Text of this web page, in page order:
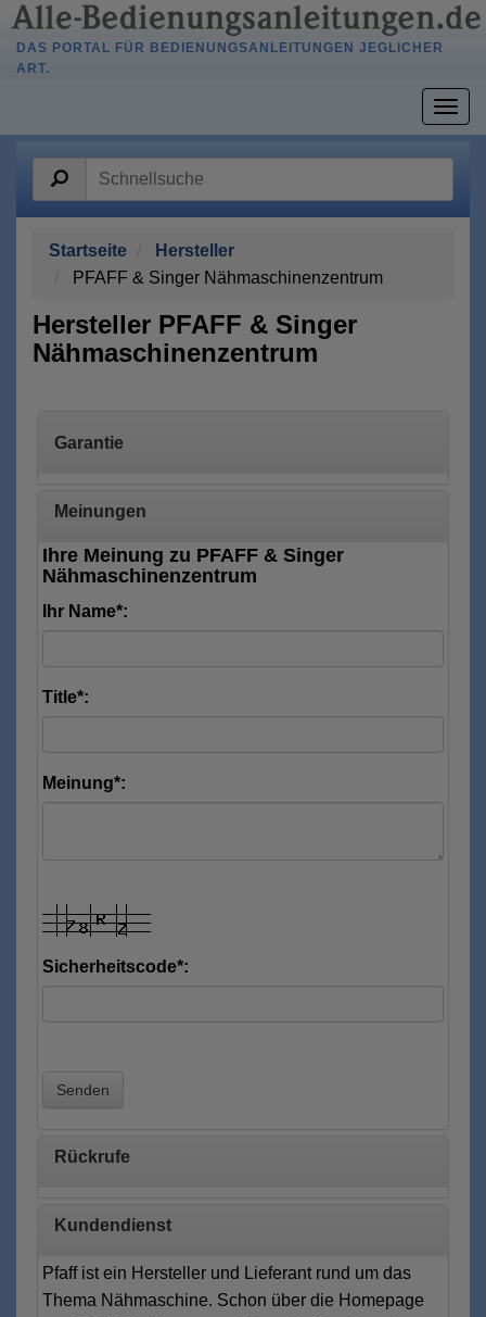
DAS PORTAL FÜR BEDIENUNGSANLEITUNGEN JEGLICHER
ART.
Startseite
Hersteller
PFAFF & Singer Nähmaschinenzentrum
Hersteller PFAFF & Singer
Nähmaschinenzentrum
Garantie
Meinungen
Ihre Meinung zu PFAFF & Singer
Nähmaschinenzentrum
Ihr Name*:
Title*:
Meinung*:
Sicherheitscode*:
Senden
Rückrufe
Kundendienst
Pfaff ist ein Hersteller und Lieferant rund um das
Thema Nähmaschine. Schon über die Homepage